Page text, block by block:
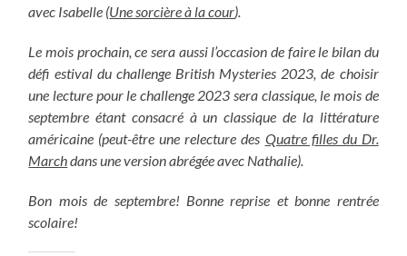
avec Isabelle (Une sorcière à la cour).
Le mois prochain, ce sera aussi l’occasion de faire le bilan du
défi estival du challenge British Mysteries 2023, de choisir
une lecture pour le challenge 2023 sera classique, le mois de
septembre étant consacré à un classique de la littérature
américaine (peut-être une relecture des Quatre filles du Dr.
Marchdans une version abrégée avec Nathalie).
Bon mois de septembre! Bonne reprise et bonne rentrée
scolaire!